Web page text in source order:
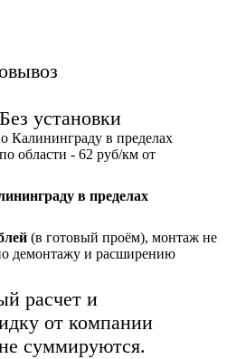
Без установки
Калининграду в пределах
области - 62 руб/км от
в пределах
(в готовый проём), монтаж не
демонтажу и расширению
расчет и
от компании
суммируются.